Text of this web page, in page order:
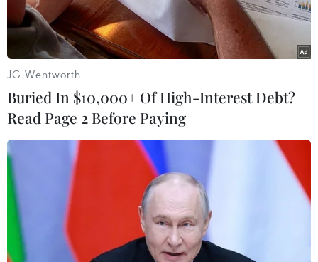
chạm.
(Nguồn: driving.ca)
JG Wentworth
Buried In $10,000+ Of High-Interest Debt?
Read Page 2 Before Paying